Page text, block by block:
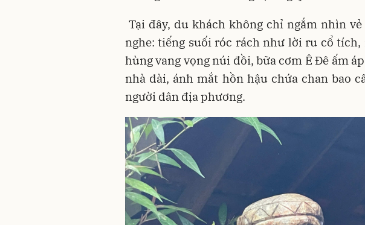
Tại đây, du khách không chỉ ngắm nhìn
nghe: tiếng suối róc rách như lời ru cổ
hùng vang vọng núi đồi, bữa cơm Ê Đê ấm
nhà dài, ánh mắt hồn hậu chứa chan bao
người dân địa phương.